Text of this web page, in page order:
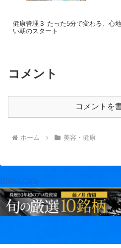
健康管理３ たった5分で変わる、心
い朝のスタート
コメント
コメントを
ホーム 美容・健康
Klook.com